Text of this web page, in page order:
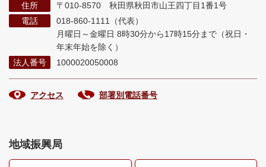
住所
〒010-8570 秋田県秋田市山王四丁目1番1号
電話
018-860-1111（代表）
月曜日～金曜日 8時30分から17時15分まで （祝日・
年末年始を除く）
法人番号
1000020050008
アクセス 部署別電話番号
地域振興局